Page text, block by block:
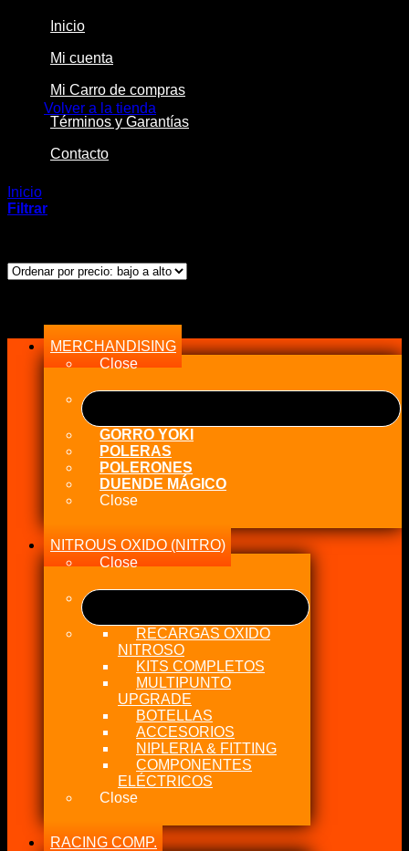
Volver a la tienda
Inicio
Mi cuenta
Mi Carro de compras
Términos y Garantías
Contacto
Inicio
Filtrar
MERCHANDISING
Close
GORRO YOKI
POLERAS
POLERONES
DUENDE MÁGICO
Close
NITROUS OXIDO (NITRO)
Close
RECARGAS OXIDO
NITROSO
KITS COMPLETOS
MULTIPUNTO
UPGRADE
BOTELLAS
ACCESORIOS
NIPLERIA & FITTING
COMPONENTES
ELÉCTRICOS
Close
RACING COMP.